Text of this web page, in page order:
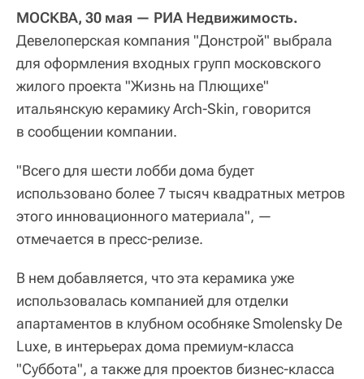
МОСКВА, 30 мая — РИА Недвижимость.
Девелоперская компания "Донстрой" выбрала
для оформления входных групп московского
жилого проекта "Жизнь на Плющихе"
итальянскую керамику Аrch-Skin, говорится
в сообщении компании.
"Всего для шести лобби дома будет
использовано более 7 тысяч квадратных метров
этого инновационного материала", —
отмечается в пресс-релизе.
В нем добавляется, что эта керамика уже
использовалась компанией для отделки
апартаментов в клубном особняке Smolensky De
Luxe, в интерьерах дома премиум-класса
"Суббота", а также для проектов бизнес-класса